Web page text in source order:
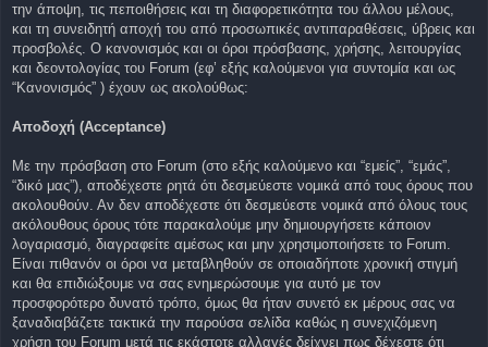
την άποψη, τις πεποιθήσεις και τη διαφορετικότητα του άλλου μέλους,
και τη συνειδητή αποχή του από προσωπικές αντιπαραθέσεις, ύβρεις και
προσβολές. Ο κανονισμός και οι όροι πρόσβασης, χρήσης, λειτουργίας
και δεοντολογίας του Forum (εφ’ εξής καλούμενοι για συντομία και ως
“Κανονισμός” ) έχουν ως ακολούθως:
Αποδοχή (Acceptance)
Με την πρόσβαση στο Forum (στο εξής καλούμενο και “εμείς”, “εμάς”,
“δικό μας”), αποδέχεστε ρητά ότι δεσμεύεστε νομικά από τους όρους που
ακολουθούν. Αν δεν αποδέχεστε ότι δεσμεύεστε νομικά από όλους τους
ακόλουθους όρους τότε παρακαλούμε μην δημιουργήσετε κάποιον
λογαριασμό, διαγραφείτε αμέσως και μην χρησιμοποιήσετε το Forum.
Είναι πιθανόν οι όροι να μεταβληθούν σε οποιαδήποτε χρονική στιγμή
και θα επιδιώξουμε να σας ενημερώσουμε για αυτό με τον
προσφορότερο δυνατό τρόπο, όμως θα ήταν συνετό εκ μέρους σας να
ξαναδιαβάζετε τακτικά την παρούσα σελίδα καθώς η συνεχιζόμενη
χρήση του Forum μετά τις εκάστοτε αλλαγές δείχνει πως δέχεστε ότι